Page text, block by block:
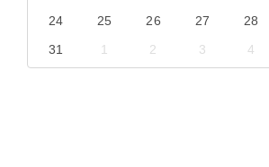
24
25 26 27 28
31
1 2 3 4